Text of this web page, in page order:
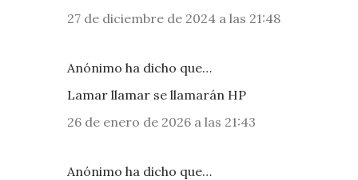
27 de diciembre de 2024 a las 21:48
Anónimo ha dicho que…
Lamar llamar se llamarán HP
26 de enero de 2026 a las 21:43
Anónimo ha dicho que…